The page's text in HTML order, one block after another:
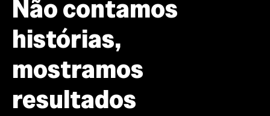
Não contamos
histórias,
mostramos
resultados